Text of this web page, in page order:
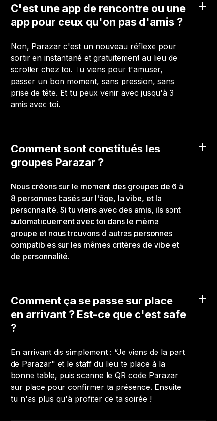
C'est une app de rencontre ou une
app pour ceux qu'on pas d'amis ?
Non, Parazar c'est un nouveau réflexe pour
sortir en instantané et gratuitement au lieu de
scroller chez toi. Tu viens pour t'amuser,
passer un bon moment, sans pression, sans
prise de tête. Et tu peux venir avec jusqu'à 3
amis avec toi.
Comment sont constitués les
groupes Parazar ?
Nous créons sur le moment des groupes de 6 à
8 personnes basés sur l'âge, la vibe, et la
personnalité. Si tu viens avec des amis, ils sont
automatiquement avec toi dans le même
groupe et nous trouvons d'autres personnes
compatibles sur les mêmes critères de vibe et
de personnalité.
Comment ça se passe sur place
en arrivant ? Est-ce que c'est safe
?
En arrivant dis simplement : “Je viens de la part
de Parazar" et le staff du lieu te place à la
bonne table, puis scanne le QR code Parazar
sur place pour confirmer ta présence. Ensuite
tu n'as plus qu'à profiter de ta soirée !